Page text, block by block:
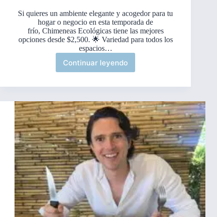
Si quieres un ambiente elegante y acogedor para tu
hogar o negocio en esta temporada de
frío, Chimeneas Ecológicas tiene las mejores
opciones desde $2,500. 🌟 Variedad para todos los
espacios…
Continuar leyendo
🌬️
Dale
y
estilo
a
tu
espacio
🌬️
🔥